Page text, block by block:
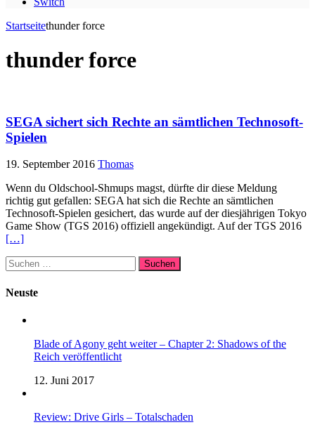
Startseitethunder force
thunder force
SEGA sichert sich Rechte an sämtlichen Technosoft-
Spielen
19. September 2016 Thomas
Wenn du Oldschool-Shmups magst, dürfte dir diese Meldung
richtig gut gefallen: SEGA hat sich die Rechte an sämtlichen
Technosoft-Spielen gesichert, das wurde auf der diesjährigen Tokyo
Game Show (TGS 2016) offiziell angekündigt. Auf der TGS 2016
[…]
Suchen
nach:
Neuste
Blade of Agony geht weiter – Chapter 2: Shadows of the
Reich veröffentlicht
12. Juni 2017
Review: Drive Girls – Totalschaden